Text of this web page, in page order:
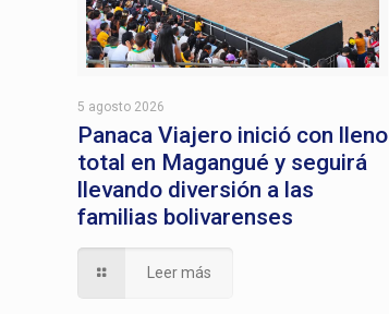
5 agosto 2026
Panaca Viajero inició con lleno
total en Magangué y seguirá
llevando diversión a las
familias bolivarenses
Leer más